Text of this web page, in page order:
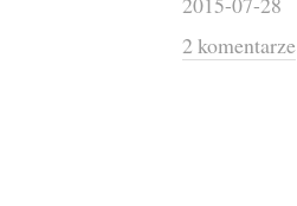
2 komentarze